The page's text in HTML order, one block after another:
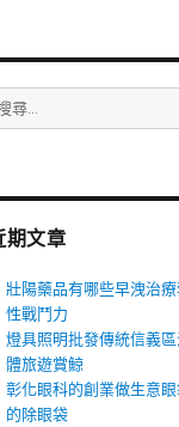
期文章
壯陽藥品有哪些早洩治
性戰鬥力
燈具照明批發傳統信義
體旅遊賞鯨
彰化眼科的創業做生意
的除眼袋